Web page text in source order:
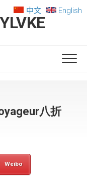
中文 English
八折
Weibo